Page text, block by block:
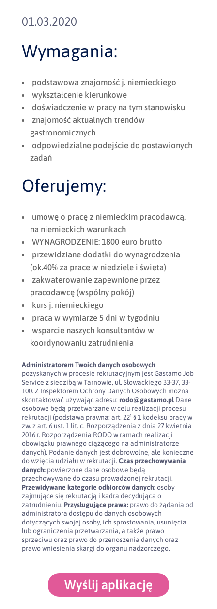
01.03.2020
Wymagania:
podstawowa znajomość j. niemieckiego
wykształcenie kierunkowe
doświadczenie w pracy na tym stanowisku
znajomość aktualnych trendów
gastronomicznych
odpowiedzialne podejście do postawionych
zadań
Oferujemy:
umowę o pracę z niemieckim pracodawcą,
na niemieckich warunkach
WYNAGRODZENIE: 1800 euro brutto
przewidziane dodatki do wynagrodzenia
(ok.40% za prace w niedziele i święta)
zakwaterowanie zapewnione przez
pracodawcę (wspólny pokój)
kurs j. niemieckiego
praca w wymiarze 5 dni w tygodniu
wsparcie naszych konsultantów w
koordynowaniu zatrudnienia
Administratorem Twoich danych osobowych
pozyskanych w procesie rekrutacyjnym jest Gastamo Job
Service z siedzibą w Tarnowie, ul. Słowackiego 33-37, 33-
100. Z Inspektorem Ochrony Danych Osobowych można
skontaktować używając adresu: rodo@gastamo.plDane
osobowe będą przetwarzane w celu realizacji procesu
rekrutacji (podstawa prawna: art. 22¹ § 1 kodeksu pracy w
zw. z art. 6 ust. 1 lit. c. Rozporządzenia z dnia 27 kwietnia
2016 r. Rozporządzenia RODO w ramach realizacji
obowiązku prawnego ciążącego na administratorze
danych). Podanie danych jest dobrowolne, ale konieczne
do wzięcia udziału w rekrutacji. Czas przechowywania
danych:powierzone dane osobowe będą
przechowywane do czasu prowadzonej rekrutacji.
Przewidywane kategorie odbiorców danych:osoby
zajmujące się rekrutacją i kadra decydująca o
zatrudnieniu. Przysługujące prawa:prawo do żądania od
administratora dostępu do danych osobowych
dotyczących swojej osoby, ich sprostowania, usunięcia
lub ograniczenia przetwarzania, a także prawo
sprzeciwu oraz prawo do przenoszenia danych oraz
prawo wniesienia skargi do organu nadzorczego.
Wyślij aplikację